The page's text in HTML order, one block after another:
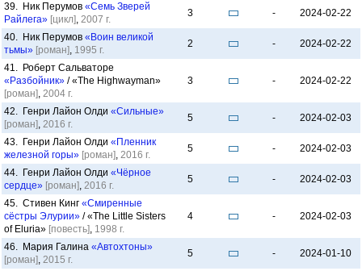
39. Ник Перумов «Семь Зверей
Райлега» [цикл], 2007 г.
3 - 2024-02-22
40. Ник Перумов «Воин великой
тьмы» [роман], 1995 г.
2 - 2024-02-22
41. Роберт Сальваторе
«Разбойник» / «The Highwayman»
[роман], 2004 г.
3 - 2024-02-22
42. Генри Лайон Олди «Сильные»
[роман], 2016 г.
5 - 2024-02-03
43. Генри Лайон Олди «Пленник
железной горы» [роман], 2016 г.
5 - 2024-02-03
44. Генри Лайон Олди «Чёрное
сердце» [роман], 2016 г.
5 - 2024-02-03
45. Стивен Кинг «Смиренные
сёстры Элурии» / «The Little Sisters
of Eluria» [повесть], 1998 г.
4 - 2024-02-03
46. Мария Галина «Автохтоны»
[роман], 2015 г.
5 - 2024-01-10